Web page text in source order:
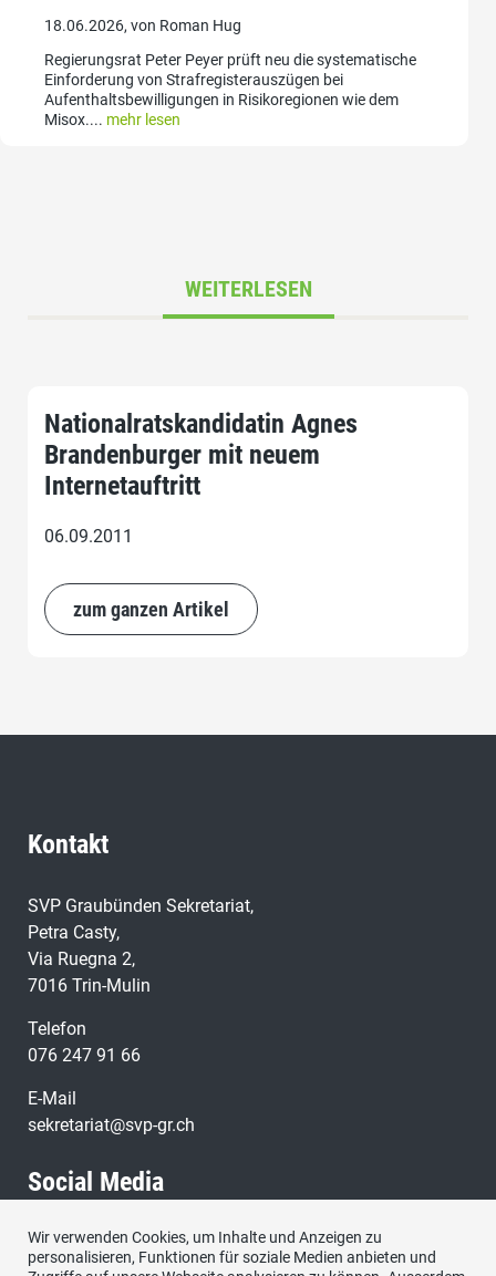
18.06.2026, von Roman Hug
Regierungsrat Peter Peyer prüft neu die systematische
Einforderung von Strafregisterauszügen bei
Aufenthaltsbewilligungen in Risikoregionen wie dem
Misox.... mehr lesen
WEITERLESEN
Nationalratskandidatin Agnes
Brandenburger mit neuem
Internetauftritt
06.09.2011
zum ganzen Artikel
Kontakt
SVP Graubünden Sekretariat,
Petra Casty,
Via Ruegna 2,
7016 Trin-Mulin
Telefon
076 247 91 66
E-Mail
sekretariat@svp-gr.ch
Social Media
Besuchen Sie uns bei:
Wir verwenden Cookies, um Inhalte und Anzeigen zu
personalisieren, Funktionen für soziale Medien anbieten und